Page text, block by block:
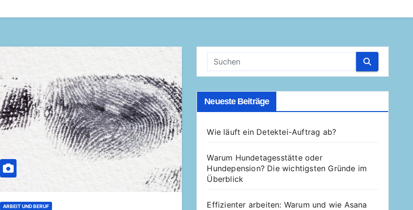
ARBEIT UND BERUF
Neueste Beiträge
Wie läuft ein Detektei-Auftrag ab?
Warum Hundetagesstätte oder
Hundepension? Die wichtigsten Gründe im
Überblick
Effizienter arbeiten: Warum und wie Asana